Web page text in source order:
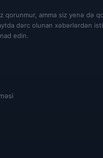
qorunmur, amma siz yenə də
dərc olunan xəbərlərdən
edin.